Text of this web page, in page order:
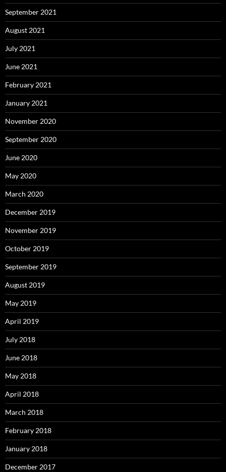
September 2021
August 2021
July 2021
June 2021
February 2021
January 2021
November 2020
September 2020
June 2020
May 2020
March 2020
December 2019
November 2019
October 2019
September 2019
August 2019
May 2019
April 2019
July 2018
June 2018
May 2018
April 2018
March 2018
February 2018
January 2018
December 2017